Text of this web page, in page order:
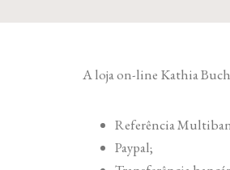
A loja on-line Kathia
Referência
Paypal;